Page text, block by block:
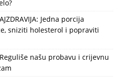
Jedna porcija
sniziti holesterol i popraviti
Reguliše našu probavu i crijevnu